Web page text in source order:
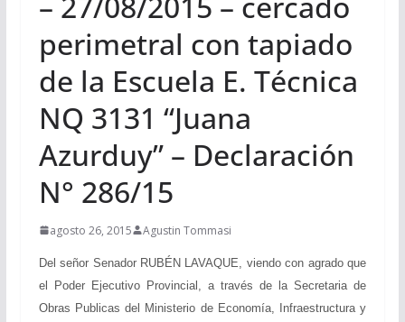
perimetral con tapiado
de la Escuela E. Técnica
NQ 3131 “Juana
Azurduy” – Declaración
N° 286/15
agosto 26, 2015 Agustin Tommasi
Del señor Senador RUBÉN LAVAQUE, viendo con agrado que
el Poder Ejecutivo Provincial, a través de la Secretaria de
Obras Publicas del Ministerio de Economía, Infraestructura y